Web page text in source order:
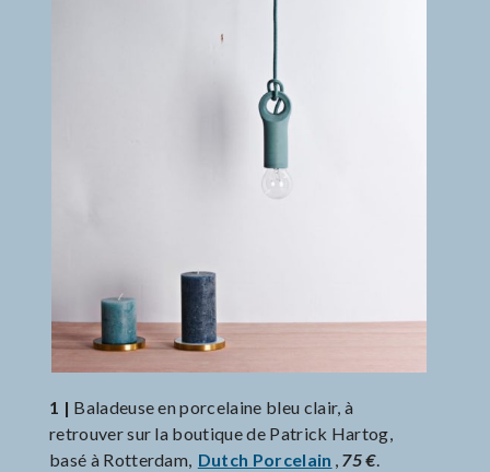
1 | Baladeuse en porcelaine bleu clair, à
retrouver sur la boutique de Patrick Hartog,
basé à Rotterdam, Dutch Porcelain , 75 €.